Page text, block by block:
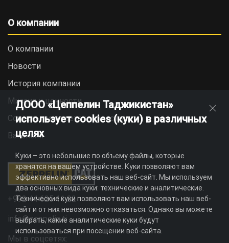
О компании
О компании
Новости
История компании
Миссия и ценности
Социальная ответственность
Вакансии
+992 44 625 11 22
info@zeppelin.tj
Мы в соцсетях:
ДООО «Цеппелин Таджикистан»
использует cookies (куки) в различных
целях
Куки – это небольшие по объему файлы, которые
хранятся на вашем устройстве. Куки позволяют вам
эффективно использовать наш веб-сайт. Мы используем
два основных вида куки: технические и аналитические.
Технические куки позволяют вам использовать наш веб-
сайт и от них невозможно отказаться. Однако вы можете
выбрать, какие аналитические куки будут
использоваться при посещении веб-сайта.